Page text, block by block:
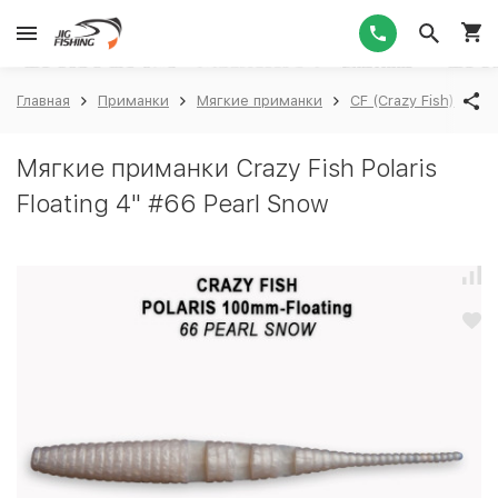
Главная Приманки Мягкие приманки CF (Crazy Fish)
Мягкие приманки Crazy Fish Polaris
Floating 4" #66 Pearl Snow